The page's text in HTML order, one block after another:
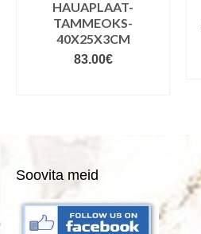
HAUAPLAAT-
TAMMEOKS-
40X25X3CM
83.00€
Soovita meid